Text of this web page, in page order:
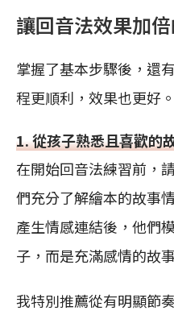
讓回音法效果加
掌握了基本步驟後，還
程更順利，效果也更好。
1. 從孩子熟悉且喜歡的
在開始回音法練習前，
們充分了解繪本的故事
產生情感連結後，他們
子，而是充滿感情的故
我特別推薦從有明顯節